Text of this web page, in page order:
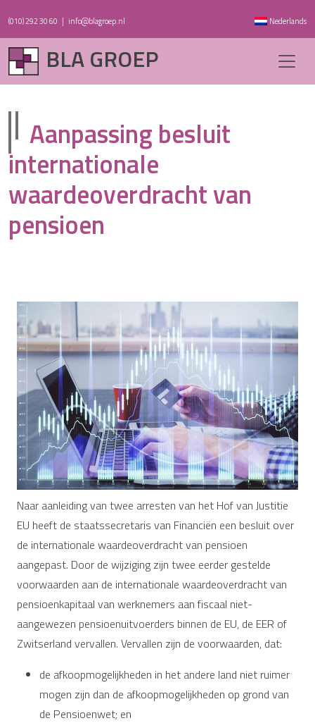
(010) 292 30 60 | info@blagroep.nl Nederlands
BLA GROEP
Aanpassing besluit
internationale
waardeoverdracht van
pensioen
Naar aanleiding van twee arresten van het Hof van Justitie
EU heeft de staatssecretaris van Financiën een besluit over
de internationale waardeoverdracht van pensioen
aangepast. Door de wijziging zijn twee eerder gestelde
voorwaarden aan de internationale waardeoverdracht van
pensioenkapitaal van werknemers aan fiscaal niet-
aangewezen pensioenuitvoerders binnen de EU, de EER of
Zwitserland vervallen. Vervallen zijn de voorwaarden, dat:
de afkoopmogelijkheden in het andere land niet ruimer
mogen zijn dan de afkoopmogelijkheden op grond van
de Pensioenwet; en